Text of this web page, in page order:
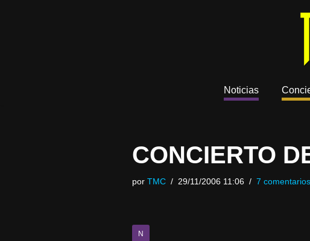
Noticias
CONCIERTO
por TMC 29/11/2006 11:06 7 comentarios
N